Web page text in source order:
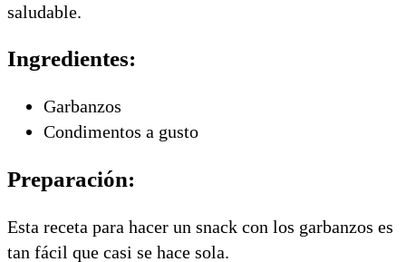
saludable.
Ingredientes:
Garbanzos
Condimentos a gusto
Preparación:
Esta receta para hacer un snack con los garbanzos es
tan fácil que casi se hace sola.